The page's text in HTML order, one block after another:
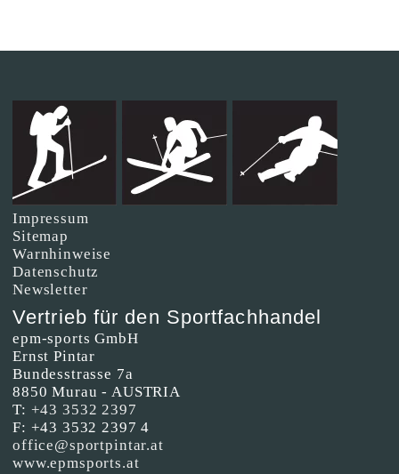
Impressum
Sitemap
Warnhinweise
Datenschutz
Newsletter
Vertrieb für den Sportfachhandel
epm-sports GmbH
Ernst Pintar
Bundesstrasse 7a
8850 Murau - AUSTRIA
T: +43 3532 2397
F: +43 3532 2397 4
office@sportpintar.at
www.epmsports.at